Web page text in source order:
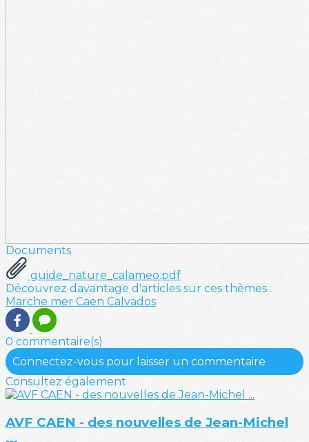
Documents
guide_nature_calameo.pdf
Découvrez davantage d'articles sur ces thèmes :
Marche mer Caen Calvados
0 commentaire(s)
Connectez-vous pour laisser un commentaire
Consultez également
AVF CAEN - des nouvelles de Jean-Michel
...